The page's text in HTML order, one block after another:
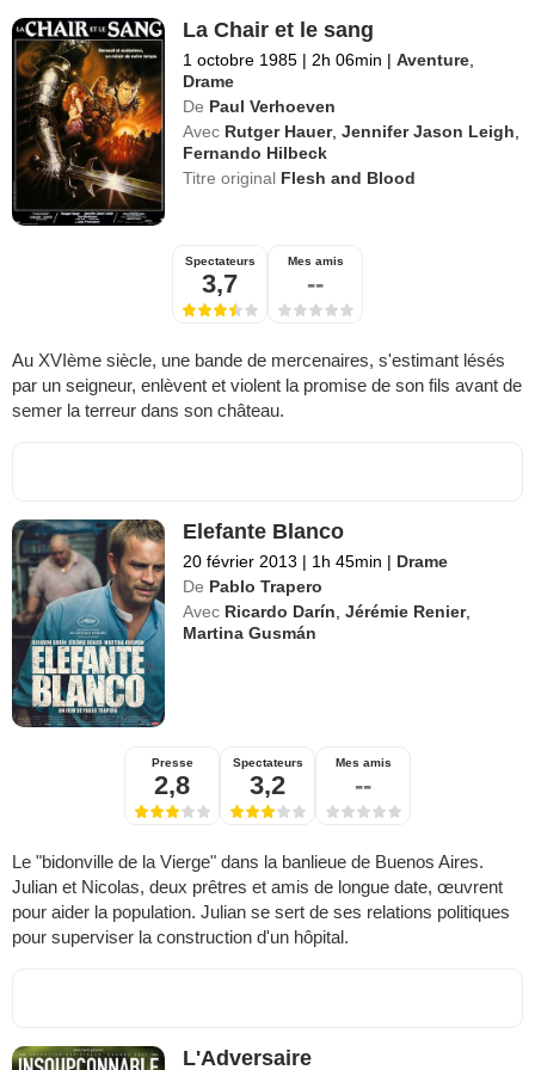
La Chair et le sang
1 octobre 1985 | 2h 06min | Aventure
Drame
De Paul Verhoeven
Avec Rutger Hauer,Jennifer Jason Leigh
Fernando Hilbeck
Titre original Flesh and Blood
Spectateurs
3,7
Mes amis
--
Au XVIème siècle, une bande de mercenaires, s'estimant lésés
par un seigneur, enlèvent et violent la promise de son fils avant de
semer la terreur dans son château.
Elefante Blanco
20 février 2013 | 1h 45min | Drame
De Pablo Trapero
Avec Ricardo Darín ,Jérémie Renier,
Martina Gusmán
Presse
2,8
Spectateurs
3,2
Mes amis
--
Le "bidonville de la Vierge" dans la banlieue de Buenos Aires.
Julian et Nicolas, deux prêtres et amis de longue date, œuvrent
pour aider la population. Julian se sert de ses relations politiques
pour superviser la construction d'un hôpital.
L'Adversaire